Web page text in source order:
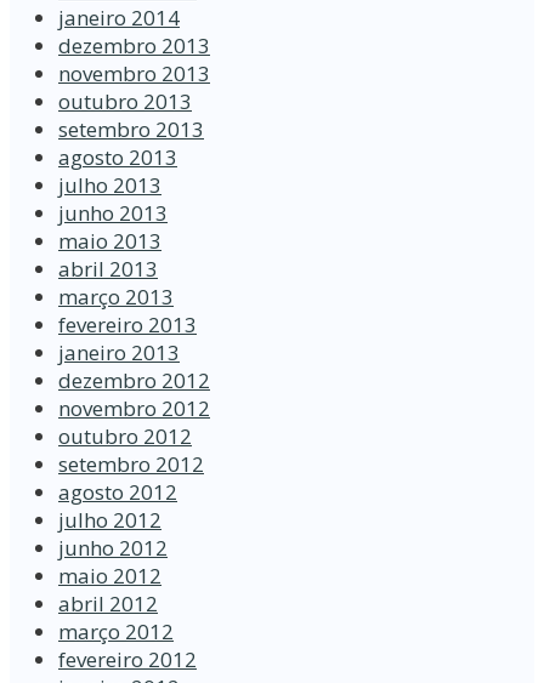
janeiro 2014
dezembro 2013
novembro 2013
outubro 2013
setembro 2013
agosto 2013
julho 2013
junho 2013
maio 2013
abril 2013
março 2013
fevereiro 2013
janeiro 2013
dezembro 2012
novembro 2012
outubro 2012
setembro 2012
agosto 2012
julho 2012
junho 2012
maio 2012
abril 2012
março 2012
fevereiro 2012